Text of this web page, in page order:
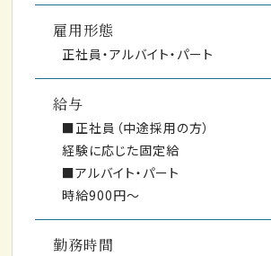
雇用形態
正社員・アルバイト・パート
給与
■正社員（中途採用の方）
経験に応じた固定給
■アルバイト・パート
時給900円～
勤務時間